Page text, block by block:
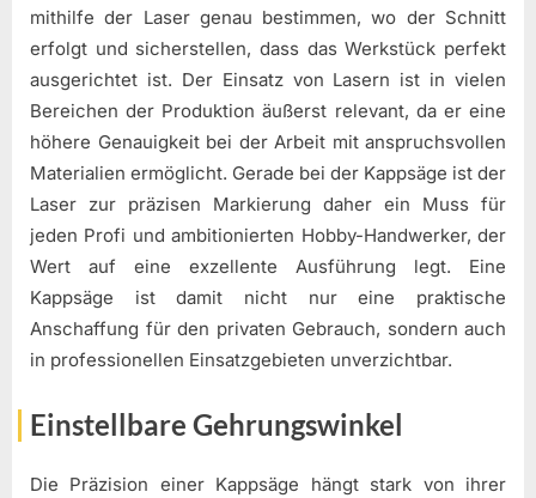
mithilfe der Laser genau bestimmen, wo der Schnitt
erfolgt und sicherstellen, dass das Werkstück perfekt
ausgerichtet ist. Der Einsatz von Lasern ist in vielen
Bereichen der Produktion äußerst relevant, da er eine
höhere Genauigkeit bei der Arbeit mit anspruchsvollen
Materialien ermöglicht. Gerade bei der Kappsäge ist der
Laser zur präzisen Markierung daher ein Muss für
jeden Profi und ambitionierten Hobby-Handwerker, der
Wert auf eine exzellente Ausführung legt. Eine
Kappsäge ist damit nicht nur eine praktische
Anschaffung für den privaten Gebrauch, sondern auch
in professionellen Einsatzgebieten unverzichtbar.
Einstellbare Gehrungswinkel
Die Präzision einer Kappsäge hängt stark von ihrer